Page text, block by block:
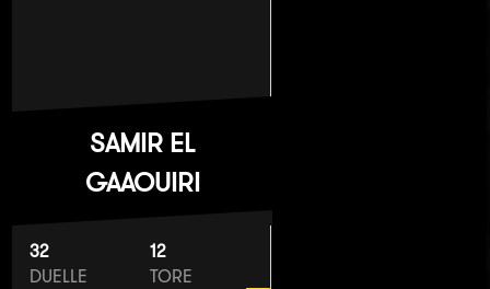
SAMIR EL
GAAOUIRI
32
DUELLE
12
TORE